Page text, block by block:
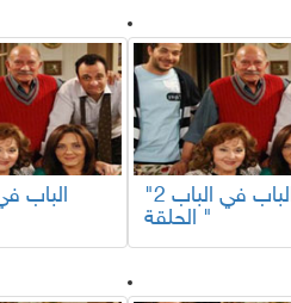
"الباب في الباب 2
الحلقة "